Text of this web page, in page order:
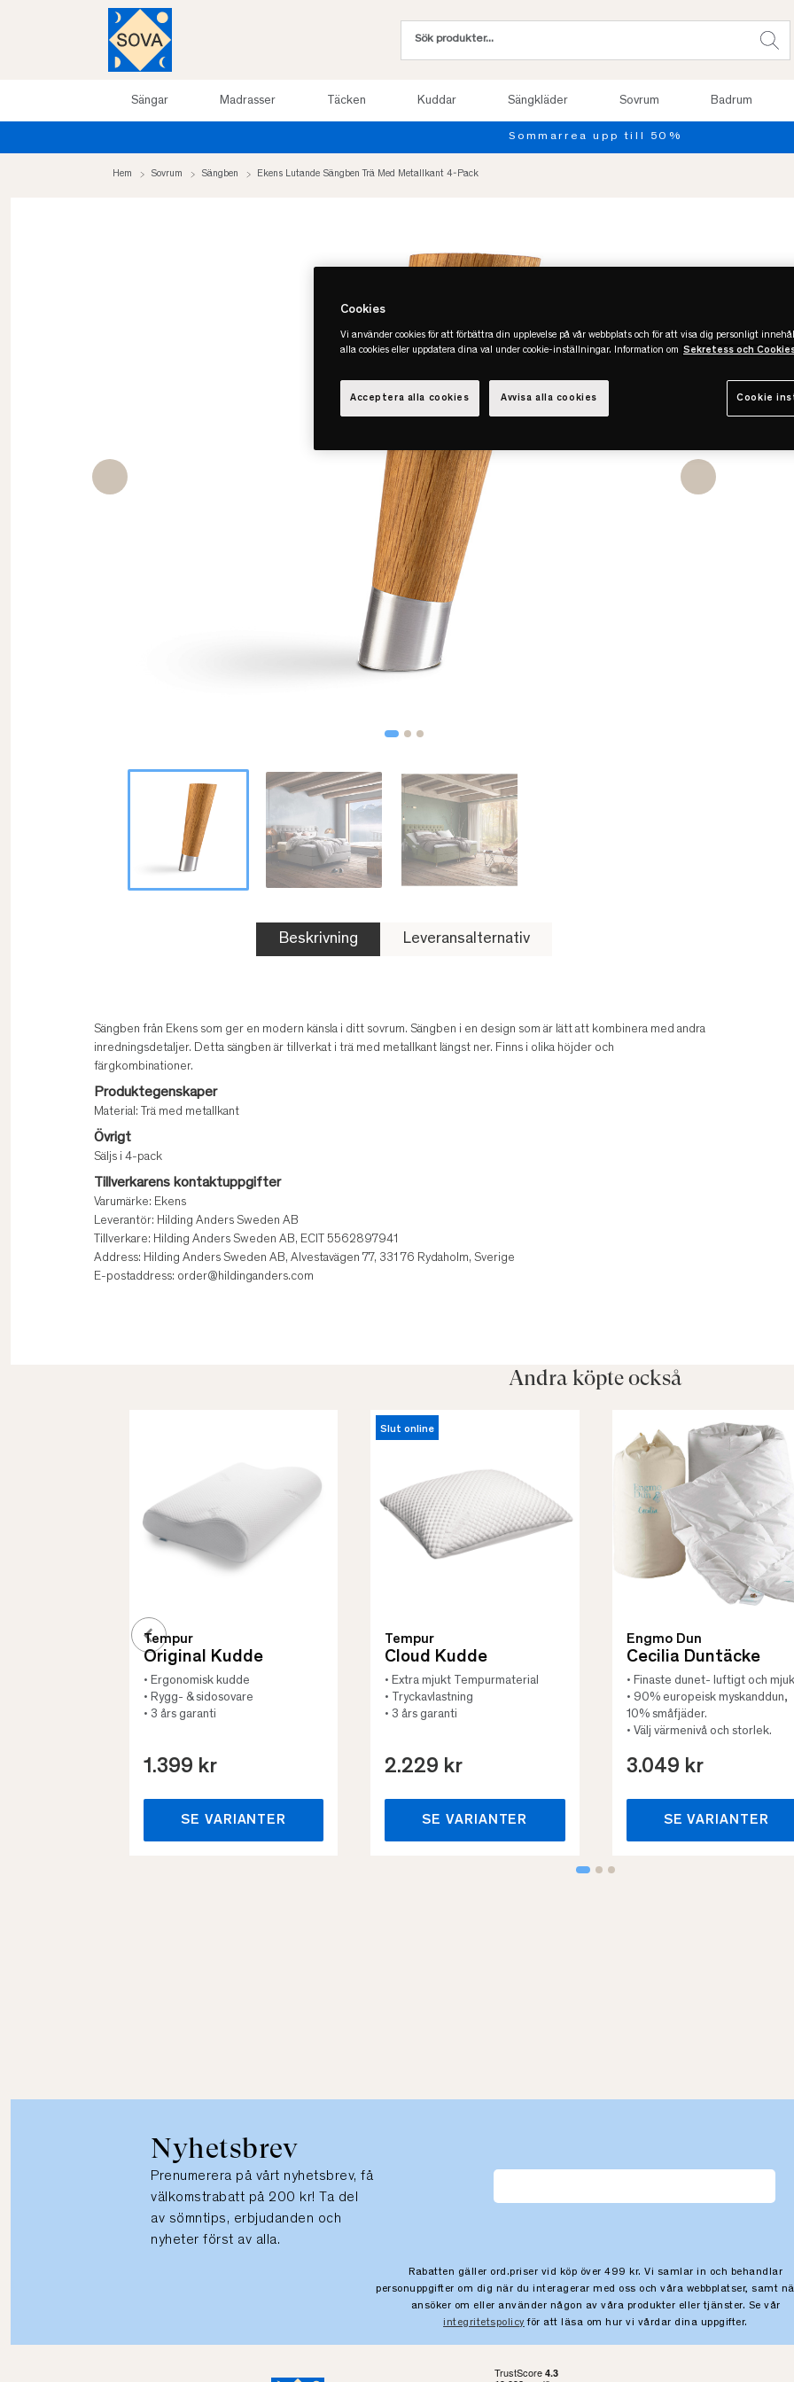
Sängar Madrasser Täcken Kuddar Sängkläder Sovrum Badrum
Hem Sovrum Sängben Ekens Lutande Sängben Trä Med Metallkant 4-Pack
Beskrivning Leveransalternativ
Sängben från Ekens som ger en modern känsla i ditt sovrum. Sängben i en design som är lätt att kombinera med andra
inredningsdetaljer. Detta sängben är tillverkat i trä med metallkant längst ner. Finns i olika höjder och
färgkombinationer.
Produktegenskaper
Material: Trä med metallkant
Övrigt
Säljs i 4-pack
Tillverkarens kontaktuppgifter
Varumärke: Ekens
Leverantör: Hilding Anders Sweden AB
Tillverkare: Hilding Anders Sweden AB, ECIT 5562897941
Address: Hilding Anders Sweden AB, Alvestavägen 77, 331 76 Rydaholm, Sverige
E-postaddress: order@hildinganders.com
Andra köpte också
Tempur
Original Kudde
• Ergonomisk kudde
• Rygg- & sidosovare
• 3 års garanti
1.399 kr
SE VARIANTER
Slut online
Tempur
Cloud Kudde
• Extra mjukt Tempurmaterial
• Tryckavlastning
• 3 års garanti
2.229 kr
SE VARIANTER
Engmo Dun
Cecilia Duntäcke
• Finaste dunet- luftigt och
• 90% europeisk myskanddun,
10% småfjäder.
• Välj värmenivå och storlek.
3.049 kr
SE VARIANTER
Nyhetsbrev
Prenumerera på vårt nyhetsbrev, få
välkomstrabatt på 200 kr! Ta del
av sömntips, erbjudanden och
nyheter först av alla.
Rabatten gäller ord.priser vid köp över 499 kr. Vi samlar in och behandlar
personuppgifter om dig när du interagerar med oss och våra webbplatser, samt
ansöker om eller använder någon av våra produkter eller tjänster. Se vår
integritetspolicy för att läsa om hur vi vårdar dina uppgifter.
Cookies
Vi använder cookies för att förbättra din upplevelse på vår webbplats och för att visa dig personligt
alla cookies eller uppdatera dina val under cookie-inställningar. Information om Sekretess och
Cookie
Avvisa alla cookies
Acceptera alla cookies